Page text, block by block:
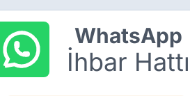
WhatsApp
İhbar Hattı